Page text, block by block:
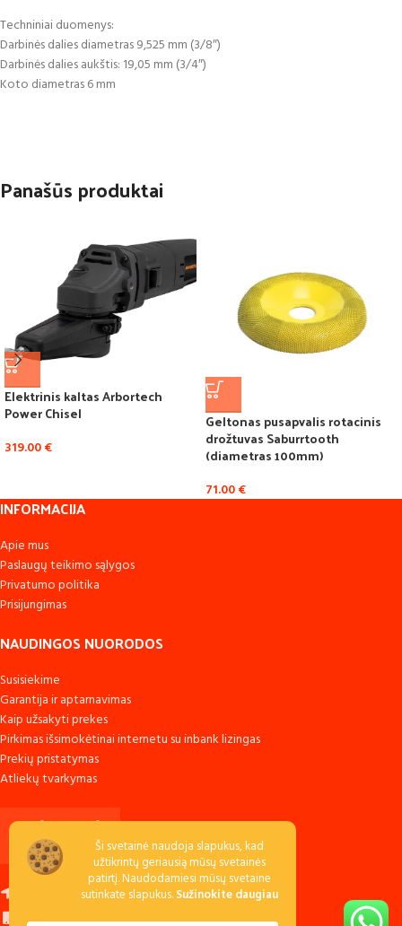
Techniniai duomenys:
Darbinės dalies diametras 9,525 mm (3/8″)
Darbinės dalies aukštis: 19,05 mm (3/4″)
Koto diametras 6 mm
Panašūs produktai
Elektrinis kaltas Arbortech
Power Chisel
319.00€
Geltonas pusapvalis rotacinis
drožtuvas Saburrtooth
(diametras 100mm)
71.00€
INFORMACIJA
Apie mus
Paslaugų teikimo sąlygos
Privatumo politika
Prisijungimas
NAUDINGOS NUORODOS
Susisiekime
Garantija ir aptarnavimas
Kaip užsakyti prekes
Pirkimas išsimokėtinai internetu su inbank lizingas
Prekių pristatymas
Atliekų tvarkymas
Raudondvario k., LT-54138 Kauno r.
Skambinkite: +370 673 53040
Ši svetainė naudoja slapukus, kad
užtikrintų geriausią mūsų svetainės
patirtį. Naudodamiesi mūsų svetaine
sutinkate slapukus.Sužinokite daugiau